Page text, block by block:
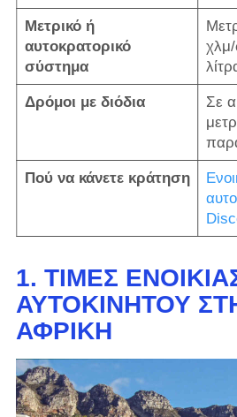
Μετρικό ή
αυτοκρατορικό
σύστημα
Δρόμοι με διόδια
Σε
Πού να κάνετε κράτηση
1. ΤΙΜΈΣ
ΑΥΤΟΚΙΝΉΤΟΥ
ΑΦΡΙΚΉ